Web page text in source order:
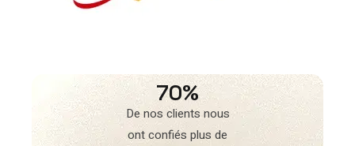
70%
De nos clients nous
ont confiés plus de